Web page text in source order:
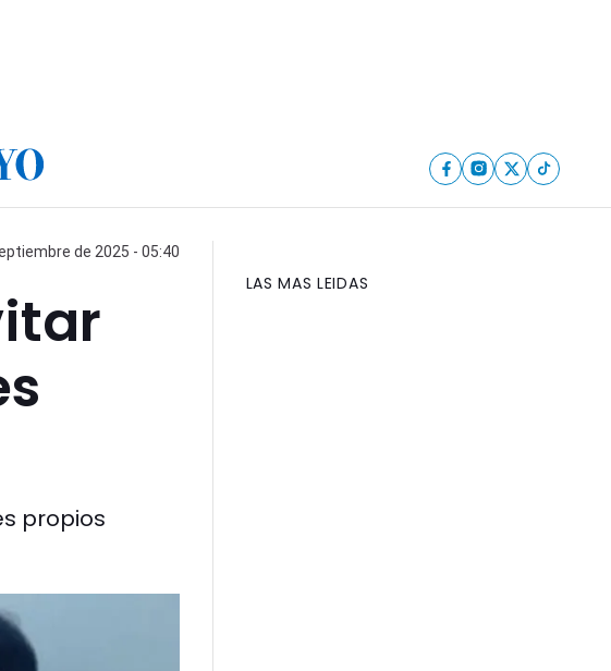
de 2025 - 05:40
propios
LAS MAS LEIDAS